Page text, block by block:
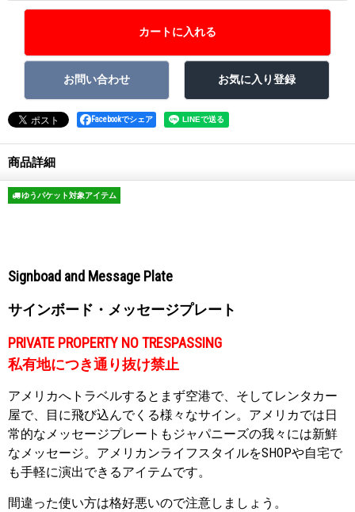
Facebookでシェア
商品詳細
ゆうパケット対象アイテム
Signboad and Message Plate
サインボード・メッセージプレート
PRIVATE PROPERTY NO TRESPASSING
私有地につき通り抜け禁止
アメリカへトラベルするとまず空港で、そしてレンタカー
屋で、目に飛び込んでくる様々なサイン。アメリカでは日
常的なメッセージプレートもジャパニーズの我々には新鮮
なメッセージ。アメリカンライフスタイルをSHOPや自宅で
も手軽に演出できるアイテムです。
間違った使い方は格好悪いので注意しましょう。